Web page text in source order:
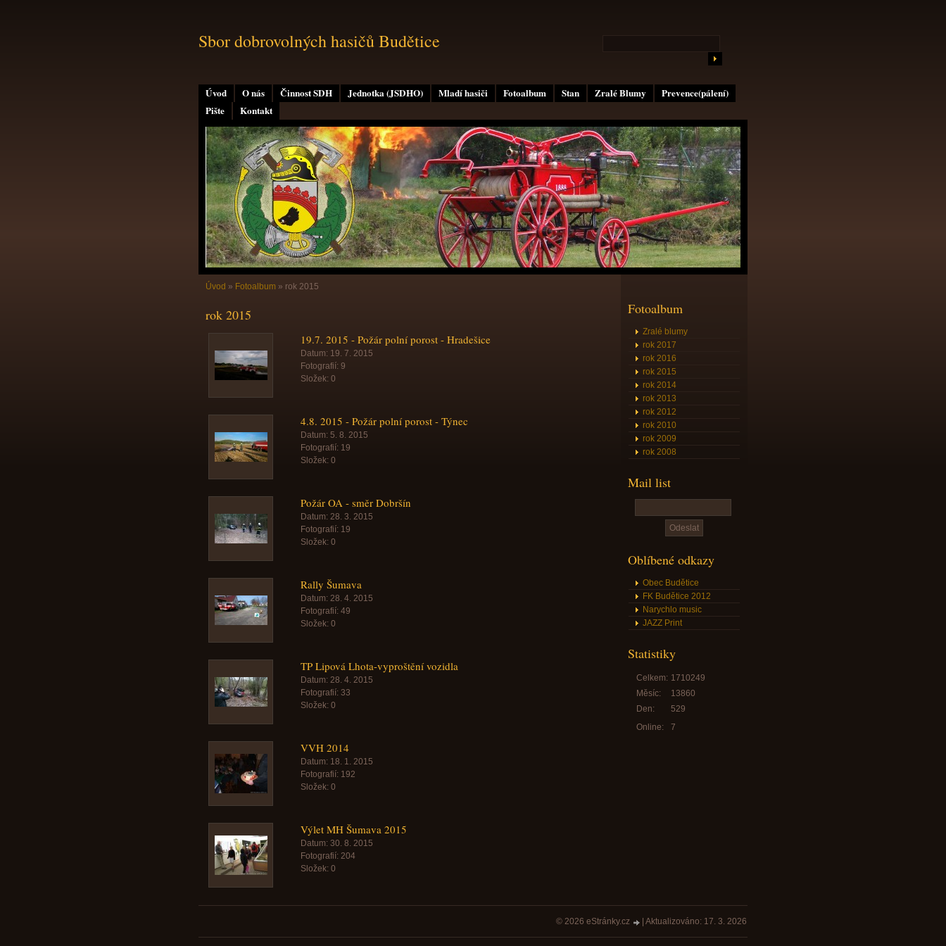
Úvod O nás Činnost SDH Jednotka (JSDHO) Mladí hasiči Fotoalbum Stan Zralé Blumy
Prevence(pálení)
Pište
Kontakt
Sbor dobrovolných hasičů Budětice
Fotoalbum
Zralé blumy
rok 2017
rok 2016
rok 2015
rok 2014
rok 2013
rok 2012
rok 2010
rok 2009
rok 2008
Mail list
Oblíbené odkazy
Obec Budětice
FK Budětice 2012
Narychlo music
JAZZ Print
Statistiky
Online: 7
Celkem: 1710249
Měsíc:
13860
Den:
529
Úvod » Fotoalbum » rok 2015
rok 2015
19.7. 2015 - Požár polní porost - Hradešice
Datum: 19. 7. 2015
Fotografií: 9
Složek: 0
4.8. 2015 - Požár polní porost - Týnec
Datum: 5. 8. 2015
Fotografií: 19
Složek: 0
Požár OA - směr Dobršín
Datum: 28. 3. 2015
Fotografií: 19
Složek: 0
Rally Šumava
Datum: 28. 4. 2015
Fotografií: 49
Složek: 0
TP Lipová Lhota-vyproštění vozidla
Datum: 28. 4. 2015
Fotografií: 33
Složek: 0
VVH 2014
Datum: 18. 1. 2015
Fotografií: 192
Složek: 0
Výlet MH Šumava 2015
Datum: 30. 8. 2015
Fotografií: 204
Složek: 0
© 2026 eStránky.cz Aktualizováno: 17. 3. 2026